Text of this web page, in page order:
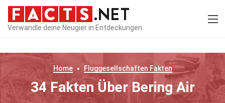
Verwandle deine Neugier in Entdeckungen
Home Fluggesellschaften Fakten
34 Fakten Über Bering Air